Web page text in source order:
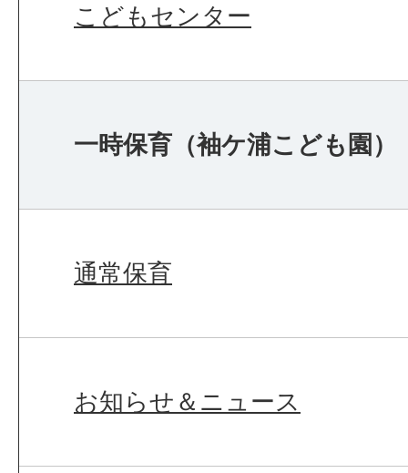
こどもセンター
一時保育（袖ケ浦こども園）
通常保育
お知らせ＆ニュース